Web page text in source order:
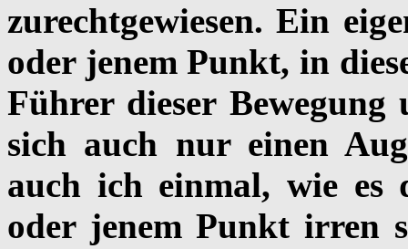
zurechtgewiesen. Ein
oder jenem Punkt, in
Führer dieser
sich auch nur einen
auch ich einmal, wie es
oder jenem Punkt irren